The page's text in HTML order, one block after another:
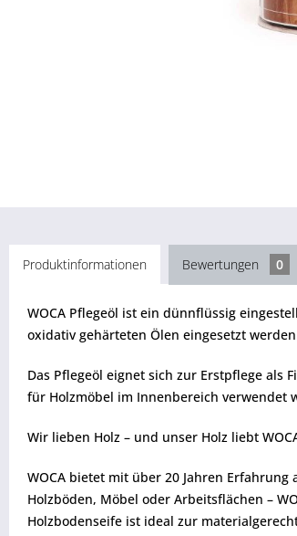
Produktinformationen Bewertungen 0
WOCA Pflegeöl ist ein dünnflüssig
oxidativ gehärteten Ölen eingesetzt
Das Pflegeöl eignet sich zur Erstpflege als
für Holzmöbel im Innenbereich verwendet
Wir lieben Holz – und unser Holz liebt
WOCA bietet mit über 20 Jahren
Holzböden, Möbel oder Arbeitsflächen –
Holzbodenseife ist ideal zur